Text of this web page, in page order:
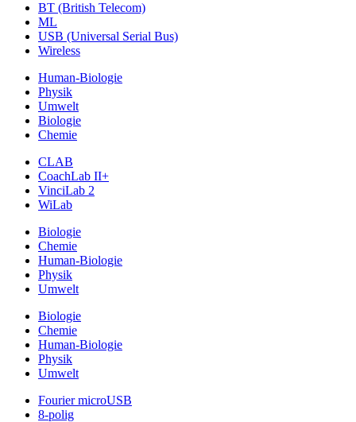
BT (British Telecom)
ML
USB (Universal Serial Bus)
Wireless
Human-Biologie
Physik
Umwelt
Biologie
Chemie
CLAB
CoachLab II+
VinciLab 2
WiLab
Biologie
Chemie
Human-Biologie
Physik
Umwelt
Biologie
Chemie
Human-Biologie
Physik
Umwelt
Fourier microUSB
8-polig